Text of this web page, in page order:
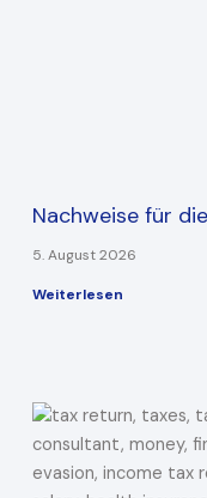
Nachweise für
5. August 2026
Weiterlesen